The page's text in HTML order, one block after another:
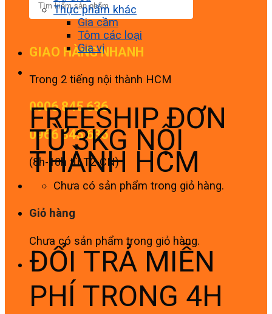
GIAO HÀNG NHANH
Trong 2 tiếng nội thành HCM
0906 845 636
0966 845 636
(8h-18h từ T2-CN)
Chưa có sản phẩm trong giỏ hàng.
Giỏ hàng
Chưa có sản phẩm trong giỏ hàng.
Thực phẩm khác
Gia cầm
Tôm các loại
Gia vị
FREESHIP ĐƠN
TỪ 3KG NỘI
THÀNH HCM
ĐỔI TRẢ MIỄN
PHÍ TRONG 4H